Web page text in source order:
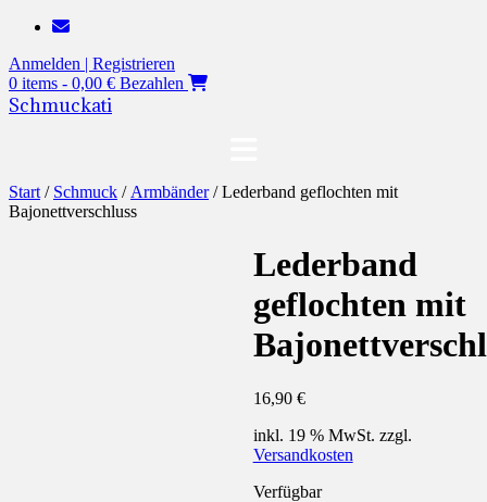
Zum
springen
Anmelden | Registrieren
0 items - 0,00 € Bezahlen
Schmuckati
Start / Schmuck / Armbänder/ Lederband geflochten mit
Bajonettverschluss
Lederband
geflochten mit
16,90 €
inkl. 19 % MwSt. zzgl.
Versandkosten
Verfügbar